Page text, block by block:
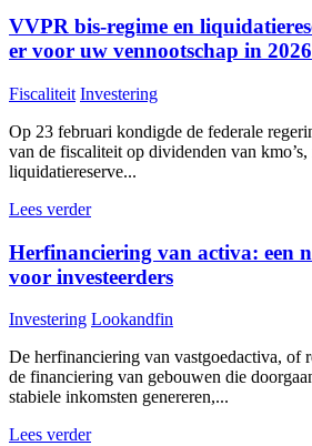
VVPR bis-regime en
er voor uw vennootschap in 2026
Fiscaliteit Investering
Op 23 februari kondigde de federale
van de fiscaliteit op dividenden van
liquidatiereserve...
Lees verder
Herfinanciering van activa: een
voor investeerders
Investering Lookandfin
De herfinanciering van vastgoedactiva, of
de financiering van gebouwen die
stabiele inkomsten genereren,...
Lees verder